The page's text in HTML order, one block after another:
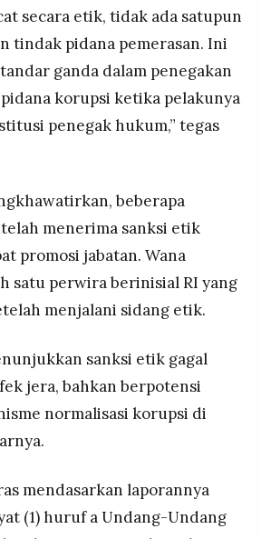
secara etik, tidak ada satupun
tindak pidana pemerasan. Ini
ganda dalam penegakan
korupsi ketika pelakunya
penegak hukum,” tegas
beberapa
menerima sanksi etik
promosi jabatan. Wana
satu perwira berinisial RI yang
menjalani sidang etik.
sanksi etik gagal
jera, bahkan berpotensi
normalisasi korupsi di
mendasarkan laporannya
(1) huruf a Undang-Undang